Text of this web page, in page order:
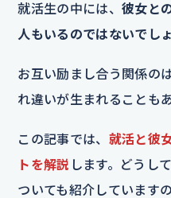
就活生の中には、 彼女と
人もいるのではないでし
お互い励まし合う関係の
れ違いが生まれることも
この記事では、 就活と彼
トを解説 します。どうし
ついても紹介しています